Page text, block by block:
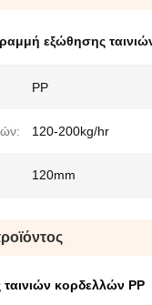
εξώθησης
PP
120-200kg/hr
120mm
κορδελλών PP